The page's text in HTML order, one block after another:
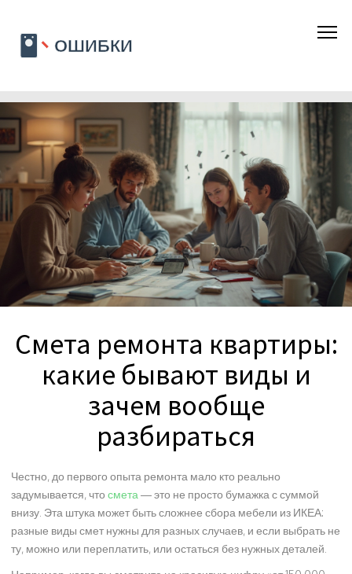
Смета ремонта квартиры:
какие бывают виды и
зачем вообще
разбираться
Честно, до первого опыта ремонта мало кто реально
задумывается, что смета — это не просто бумажка с суммой
внизу. Эта штука может быть сложнее сбора мебели из ИКЕА:
разные виды смет нужны для разных случаев, и если выбрать не
ту, можно или переплатить, или остаться без нужных деталей.